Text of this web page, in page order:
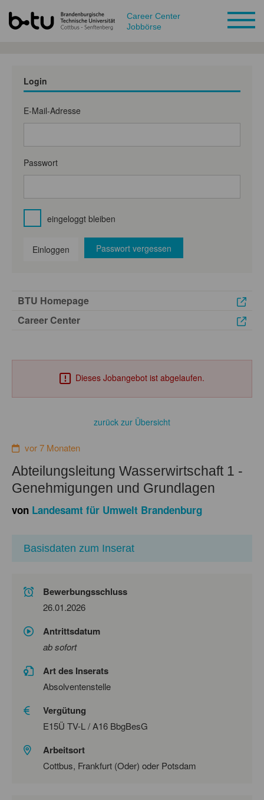
Career Center
Jobbörse
Login
E-Mail-Adresse
Passwort
eingeloggt bleiben
Einloggen Passwort vergessen
BTU Homepage
Career Center
Dieses Jobangebot ist abgelaufen.
zurück zur Übersicht
vor 7 Monaten
Abteilungsleitung Wasserwirtschaft 1 -
Genehmigungen und Grundlagen
von Landesamt für Umwelt Brandenburg
Basisdaten zum Inserat
Bewerbungsschluss
26.01.2026
Antrittsdatum
ab sofort
Art des Inserats
Absolventenstelle
Vergütung
E15Ü TV-L / A16 BbgBesG
Arbeitsort
Cottbus, Frankfurt (Oder) oder Potsdam